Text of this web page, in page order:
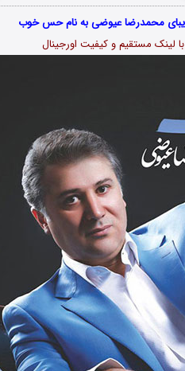
زیبای محمدرضا عیوضی به نام حس خوب
لینک مستقیم و کیفیت اورجینال